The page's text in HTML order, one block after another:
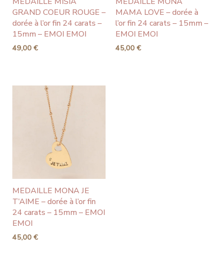
GRAND COEUR ROUGE –
dorée à l’or fin 24 carats –
15mm – EMOI EMOI
49,00 €
MAMA LOVE – dorée à
l’or fin 24 carats – 15mm –
EMOI EMOI
45,00 €
MEDAILLE MONA JE
T’AIME – dorée à l’or fin
24 carats – 15mm – EMOI
EMOI
45,00 €